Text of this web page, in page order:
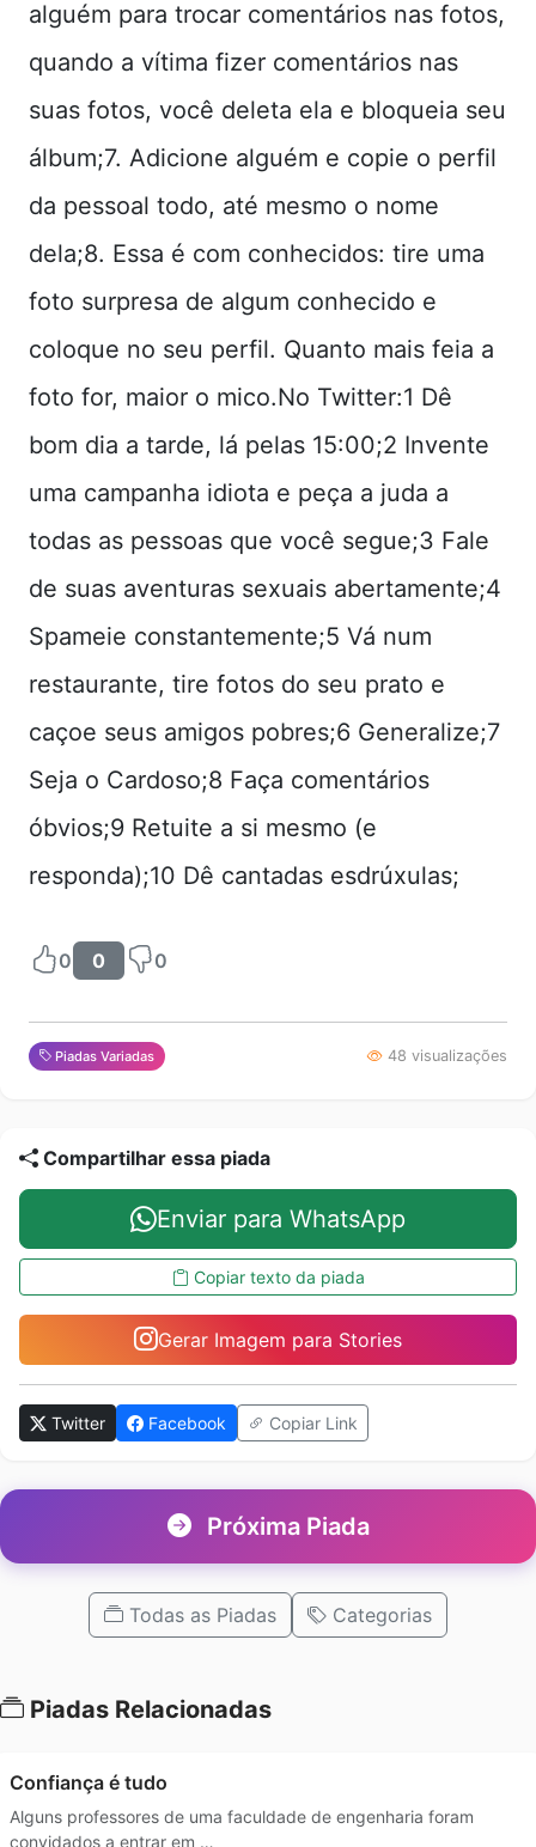
alguém para trocar comentários nas fotos,
quando a vítima fizer comentários nas
suas fotos, você deleta ela e bloqueia seu
álbum;7. Adicione alguém e copie o perfil
da pessoal todo, até mesmo o nome
dela;8. Essa é com conhecidos: tire uma
foto surpresa de algum conhecido e
coloque no seu perfil. Quanto mais feia a
foto for, maior o mico.No Twitter:1 Dê
bom dia a tarde, lá pelas 15:00;2 Invente
uma campanha idiota e peça a juda a
todas as pessoas que você segue;3 Fale
de suas aventuras sexuais abertamente;4
Spameie constantemente;5 Vá num
restaurante, tire fotos do seu prato e
caçoe seus amigos pobres;6 Generalize;7
Seja o Cardoso;8 Faça comentários
óbvios;9 Retuite a si mesmo (e
responda);10 Dê cantadas esdrúxulas;
0 0 0
Piadas Variadas 48 visualizações
Compartilhar essa piada
Enviar para WhatsApp
Copiar texto da piada
Gerar Imagem para Stories
Twitter Facebook Copiar Link
Próxima Piada
Todas as Piadas Categorias
Piadas Relacionadas
Confiança é tudo
Alguns professores de uma faculdade de engenharia foram
convidados a entrar em …